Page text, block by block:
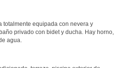
totalmente equipada con nevera y
privado con bidet y ducha. Hay horno,
agua.